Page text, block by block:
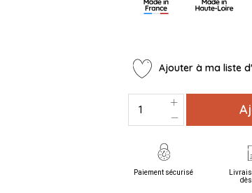
Ajouter à ma liste
Paiement sécurisé